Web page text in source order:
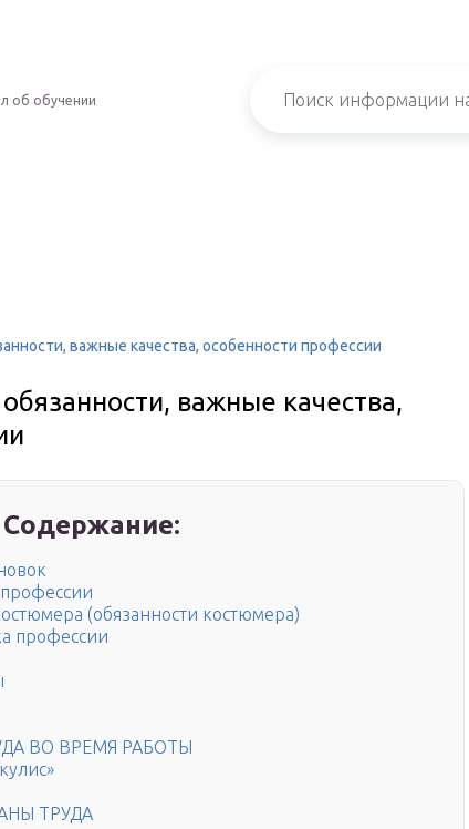
об обучении
важные качества, особенности профессии
важные качества,
Содержание:
(обязанности костюмера)
профессии
ВО ВРЕМЯ РАБОТЫ
ТРУДА